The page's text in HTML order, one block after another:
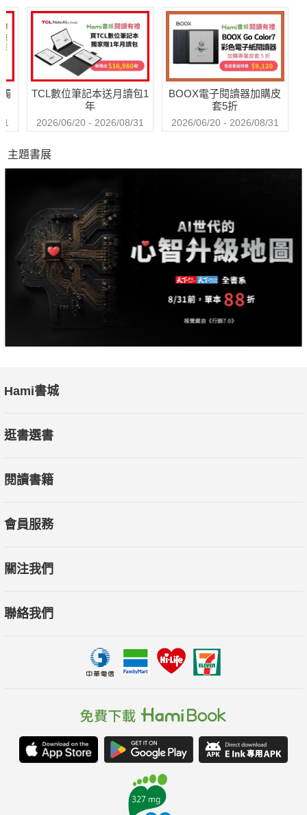
TCL數位筆記本送月讀包1
年
2026/06/20 - 2026/08/31
BOOX電子閱讀器加購皮
套5折
2026/06/20 - 2026/08/31
主題書展
Hami書城
逛書選書
閱讀書籍
會員服務
關注我們
聯絡我們